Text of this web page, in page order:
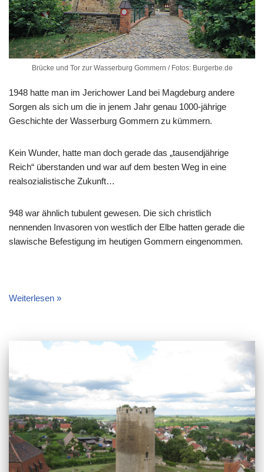
Brücke und Tor zur Wasserburg Gommern / Fotos: Burgerbe.de
1948 hatte man im Jerichower Land bei Magdeburg andere
Sorgen als sich um die in jenem Jahr genau 1000-jährige
Geschichte der Wasserburg Gommern zu kümmern.
Kein Wunder, hatte man doch gerade das „tausendjährige
Reich“ überstanden und war auf dem besten Weg in eine
realsozialistische Zukunft…
948 war ähnlich tubulent gewesen. Die sich christlich
nennenden Invasoren von westlich der Elbe hatten gerade die
slawische Befestigung im heutigen Gommern eingenommen.
Weiterlesen »